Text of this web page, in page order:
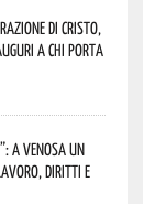
di Cristo,
a chi porta
a Venosa un
diritti e